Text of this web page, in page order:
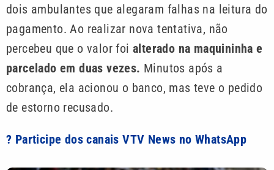
dois ambulantes que alegaram falhas na leitura do
pagamento. Ao realizar nova tentativa, não
percebeu que o valor foi alterado na maquininha e
parcelado em duas vezes. Minutos após a
cobrança, ela acionou o banco, mas teve o pedido
de estorno recusado.
? Participe dos canais VTV News no WhatsApp